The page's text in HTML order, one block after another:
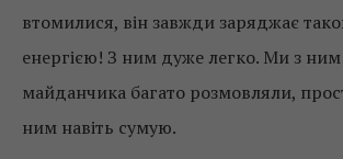
втомилися, він завжди заряджає
енергією! З ним дуже легко. Ми з
майданчика багато розмовляли,
ним навіть сумую.